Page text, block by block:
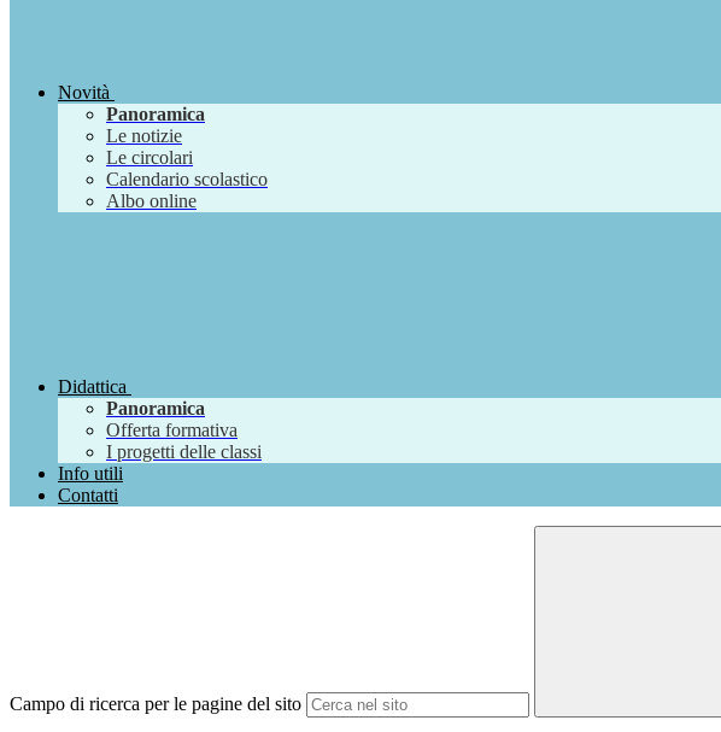
Novità
Panoramica
Le notizie
Le circolari
Calendario scolastico
Albo online
Didattica
Panoramica
Offerta formativa
I progetti delle classi
Info utili
Contatti
Campo di ricerca per le pagine del sito